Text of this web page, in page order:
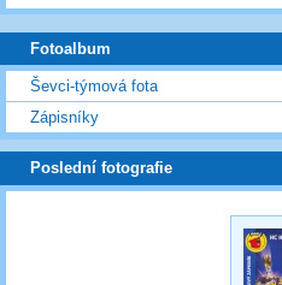
Fotoalbum
Ševci-týmová fota
Zápisníky
Poslední fotografie